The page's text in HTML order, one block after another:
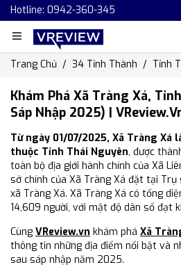
Hotline: 0942-360-345
Trang Chủ 34 Tỉnh Thành Tỉnh
Khám Phá Xã Tràng Xá,
Sáp Nhập 2025) |
Từ ngày 01/07/2025, Xã Tràng Xá
thuộc Tỉnh Thái Nguyên, được
toàn bộ địa giới hành chính của Xã
sở chính của Xã Tràng Xá đặt tại Trụ
xã Tràng Xá. Xã Tràng Xá có tổng
14,609 người, với mật độ dân số đạt
Cùng VReview.vn khám phá Xã
thông tin những địa điểm nổi bật và
sau sáp nhập năm 2025.